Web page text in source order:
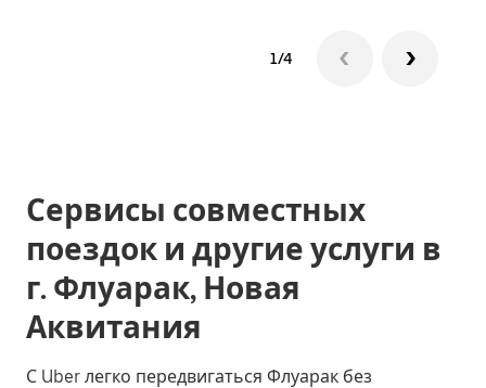
1/4
Сервисы совместных
поездок и другие услуги в
г. Флуарак, Новая
Аквитания
С Uber легко передвигаться Флуарак без